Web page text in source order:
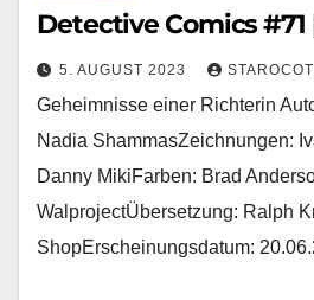
Detective Comics #71
5. AUGUST 2023
Geheimnisse einer Richterin
Nadia ShammasZeichnungen:
Danny MikiFarben: Brad
WalprojectÜbersetzung: Ralph
ShopErscheinungsdatum: